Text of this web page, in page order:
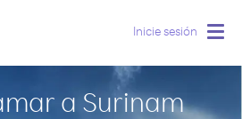
Inicie sesión
a Surinam